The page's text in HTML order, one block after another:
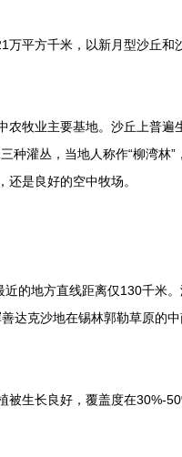
平方千米，以新月型沙丘和
牧业主要基地。沙丘上普遍
种灌丛，当地人称作“柳湾林
是良好的空中牧场。
的地方直线距离仅130千米
达克沙地在锡林郭勒草原的
生长良好，覆盖度在30%-